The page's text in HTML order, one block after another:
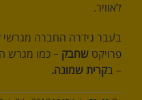
לאוויר.
בעבר גידרה החברה מגרשי
פרויקט שחבק – כמו מגרש
– בקרית שמונה.